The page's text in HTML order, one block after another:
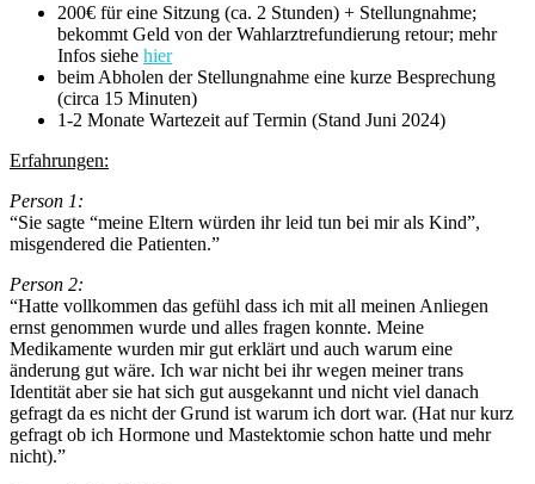
200€ für eine Sitzung (ca. 2 Stunden) + Stellungnahme;
bekommt Geld von der Wahlarztrefundierung retour; mehr
Infos siehe hier
beim Abholen der Stellungnahme eine kurze Besprechung
(circa 15 Minuten)
1-2 Monate Wartezeit auf Termin (Stand Juni 2024)
Erfahrungen:
Person 1:
“Sie sagte “meine Eltern würden ihr leid tun bei mir als Kind”,
misgendered die Patienten.”
Person 2:
“Hatte vollkommen das gefühl dass ich mit all meinen Anliegen
ernst genommen wurde und alles fragen konnte. Meine
Medikamente wurden mir gut erklärt und auch warum eine
änderung gut wäre. Ich war nicht bei ihr wegen meiner trans
Identität aber sie hat sich gut ausgekannt und nicht viel danach
gefragt da es nicht der Grund ist warum ich dort war. (Hat nur kurz
gefragt ob ich Hormone und Mastektomie schon hatte und mehr
nicht).”